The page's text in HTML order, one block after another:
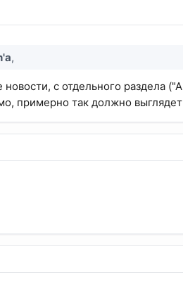
,
с отдельного раздела
примерно так должно